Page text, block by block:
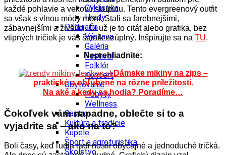
Cyklistika
Hrady
Podujatia
Výstava
Galéria
Festival
Folklór
Koncert
Ubytovanie
Pobyty
Wellness
Gastro
Kultúra a tradície
Kúpele
Šport a agroturistika
Školstvo
každé pohlavie a vekovú skupinu. Tento evergreenový outfit
sa však s vlnou módy mení. Stali sa farebnejšími,
zábavnejšími a živšími. Či už je to citát alebo grafika, bez
vtipných tričiek je váš šatník neúplný. Inšpirujte sa na TU.
Neprehliadnite:
Dámske mikiny na zips –
praktické a obľúbené na rôzne príležitosti.
Na aké a kedy sa hodia? Poradíme…
Čokoľvek vám napadne, oblečte si to a
vyjadrite sa – ako na to?
Boli časy, keď ľudia radi nosili obyčajné a jednoduché tričká.